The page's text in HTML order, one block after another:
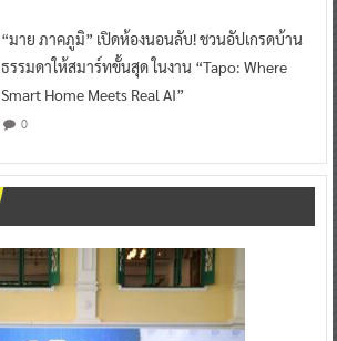
“มาย ภาคภูมิ” เปิดห้องนอนลับ! ชวนอัปเกรดบ้าน
ธรรมดาให้สมาร์ทขั้นสุด ในงาน “Tapo: Where
Smart Home Meets Real AI”
0